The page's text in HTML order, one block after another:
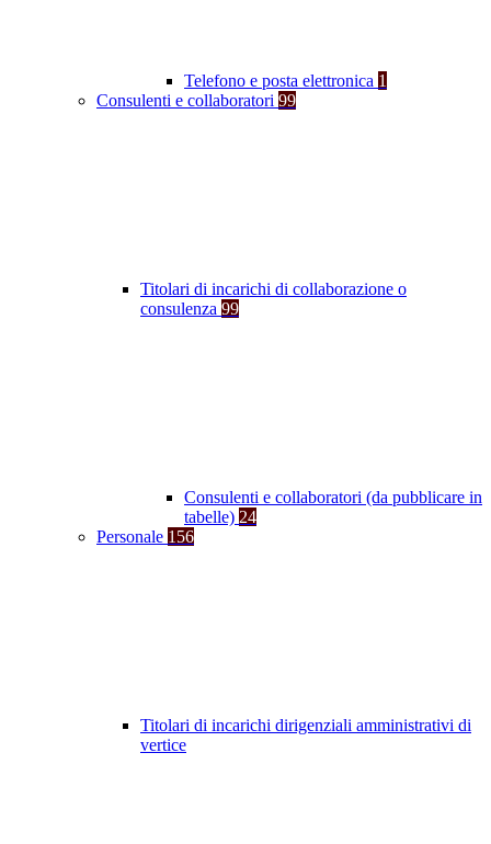
Telefono e posta elettronica 1
Consulenti e collaboratori 99
Titolari di incarichi di collaborazione o
consulenza 99
Consulenti e collaboratori (da pubblicare in
tabelle) 24
Personale 156
Titolari di incarichi dirigenziali amministrativi di
vertice